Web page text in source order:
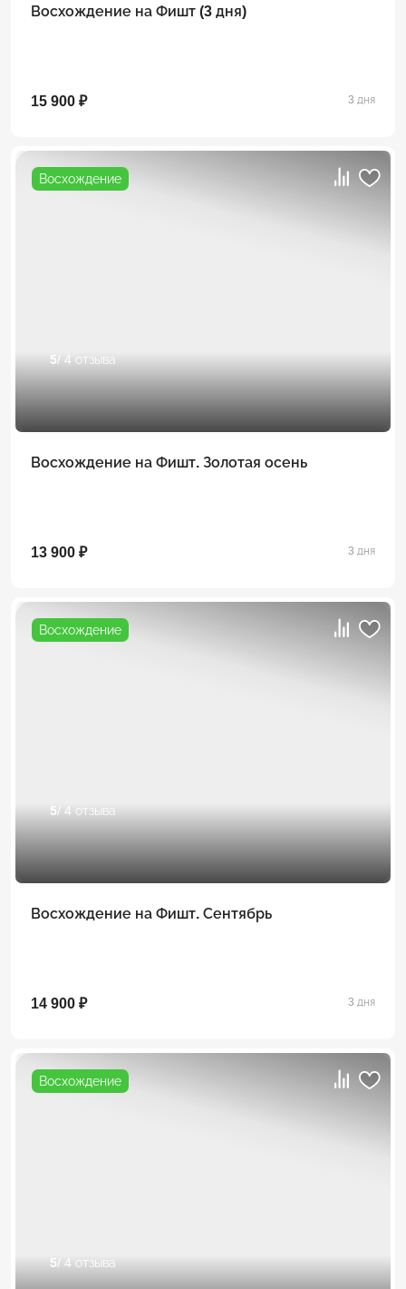
Восхождение на Фишт (3 дня)
15 900 ₽ 3 дня
Восхождение
5/ 4 отзыва
Восхождение на Фишт. Золотая осень
13 900 ₽ 3 дня
Восхождение
5/ 4 отзыва
Восхождение на Фишт. Сентябрь
14 900 ₽ 3 дня
Восхождение
5/ 4 отзыва